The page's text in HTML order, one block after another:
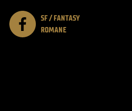
SF / FANTASY
ROMANE